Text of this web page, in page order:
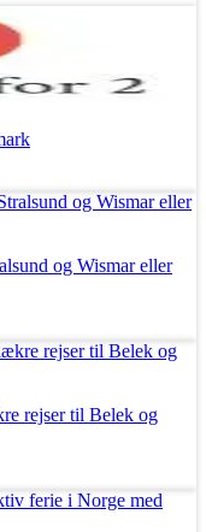
og Wismar eller
rejser til Belek og